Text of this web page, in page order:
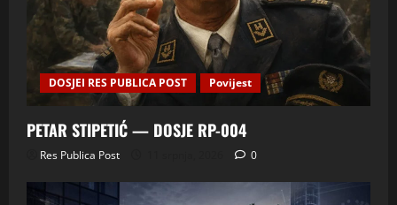
DOSJEI RES PUBLICA POST Povijest
PETAR STIPETIĆ — DOSJE RP-004
Res Publica Post 0